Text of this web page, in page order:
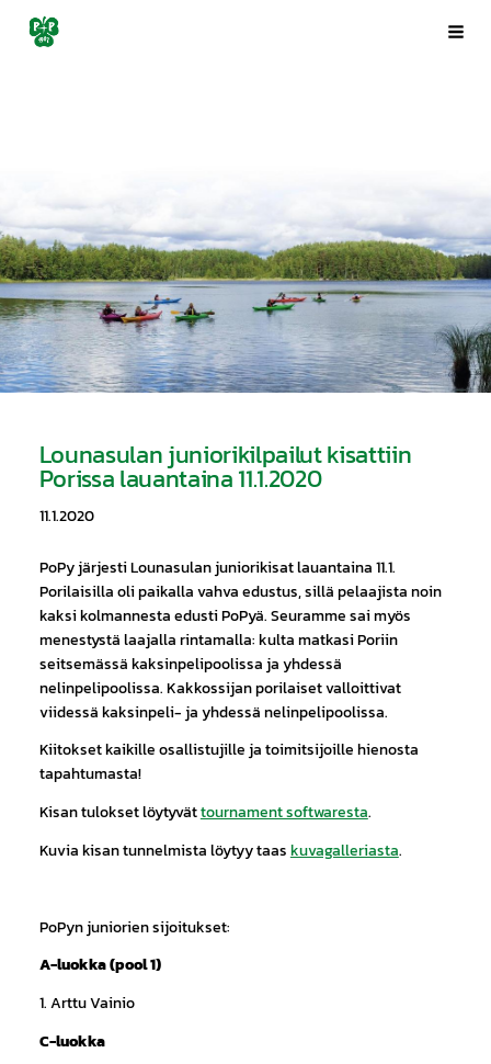
Siirry
sivun
Porin Pyrintö ry
Lounasulan juniorikilpailut kisattiin
Porissa lauantaina 11.1.2020
11.1.2020
PoPy järjesti Lounasulan juniorikisat lauantaina 11.1.
Porilaisilla oli paikalla vahva edustus, sillä pelaajista noin
kaksi kolmannesta edusti PoPyä. Seuramme sai myös
menestystä laajalla rintamalla: kulta matkasi Poriin
seitsemässä kaksinpelipoolissa ja yhdessä
nelinpelipoolissa. Kakkossijan porilaiset valloittivat
viidessä kaksinpeli- ja yhdessä nelinpelipoolissa.
Kiitokset kaikille osallistujille ja toimitsijoille hienosta
tapahtumasta!
Kisan tulokset löytyvättournament softwaresta.
Kuvia kisan tunnelmista löytyy taas kuvagalleriasta.
PoPyn juniorien sijoitukset:
A-luokka (pool 1)
1. Arttu Vainio
C-luokka